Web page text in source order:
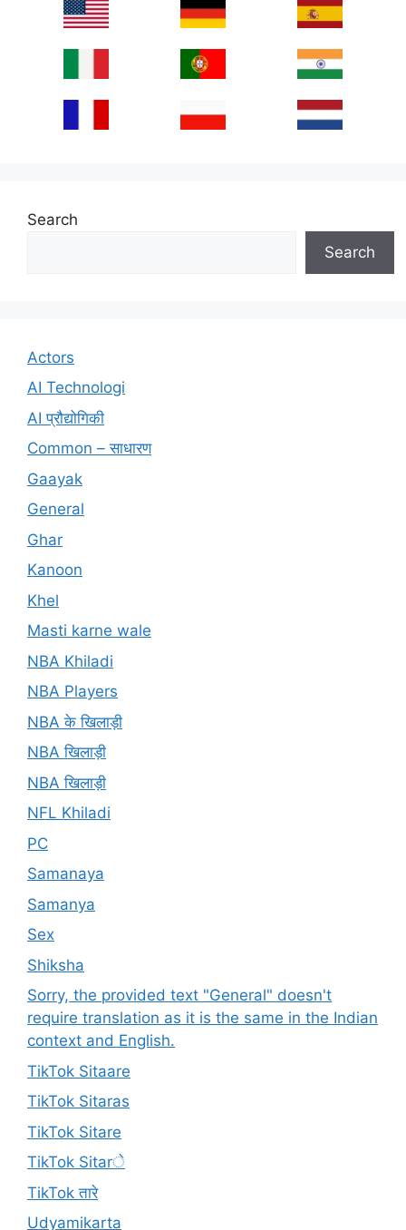
Search
Search
Actors
AI Technologi
AI प्रौद्योगिकी
Common – साधारण
Gaayak
General
Ghar
Kanoon
Khel
Masti karne wale
NBA Khiladi
NBA Players
NBA के खिलाड़ी
NBA खिलाड़ी
NBA खिलाड़ी
NFL Khiladi
PC
Samanaya
Samanya
Sex
Shiksha
Sorry, the provided text "General" doesn't
require translation as it is the same in the Indian
context and English.
TikTok Sitaare
TikTok Sitaras
TikTok Sitare
TikTok Sitarे
TikTok तारे
Udyamikarta